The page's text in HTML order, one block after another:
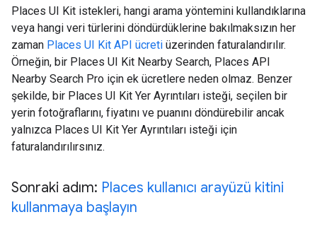
Places UI Kit istekleri, hangi arama yöntemini kullandıklarına
veya hangi veri türlerini döndürdüklerine bakılmaksızın her
zaman Places UI Kit API ücreti üzerinden faturalandırılır.
Örneğin, bir Places UI Kit Nearby Search, Places API
Nearby Search Pro için ek ücretlere neden olmaz. Benzer
şekilde, bir Places UI Kit Yer Ayrıntıları isteği, seçilen bir
yerin fotoğraflarını, fiyatını ve puanını döndürebilir ancak
yalnızca Places UI Kit Yer Ayrıntıları isteği için
faturalandırılırsınız.
Sonraki adım: Places kullanıcı arayüzü kitini
kullanmaya başlayın